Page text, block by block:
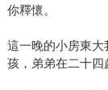
你釋懷。
這一晚的小房東
孩，弟弟在二十四